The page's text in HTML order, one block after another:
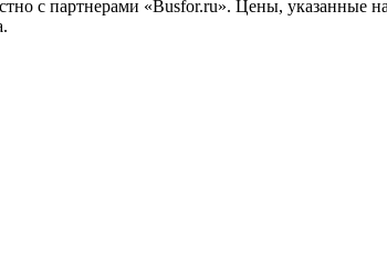
с партнерами «Busfor.ru». Цены, указанные